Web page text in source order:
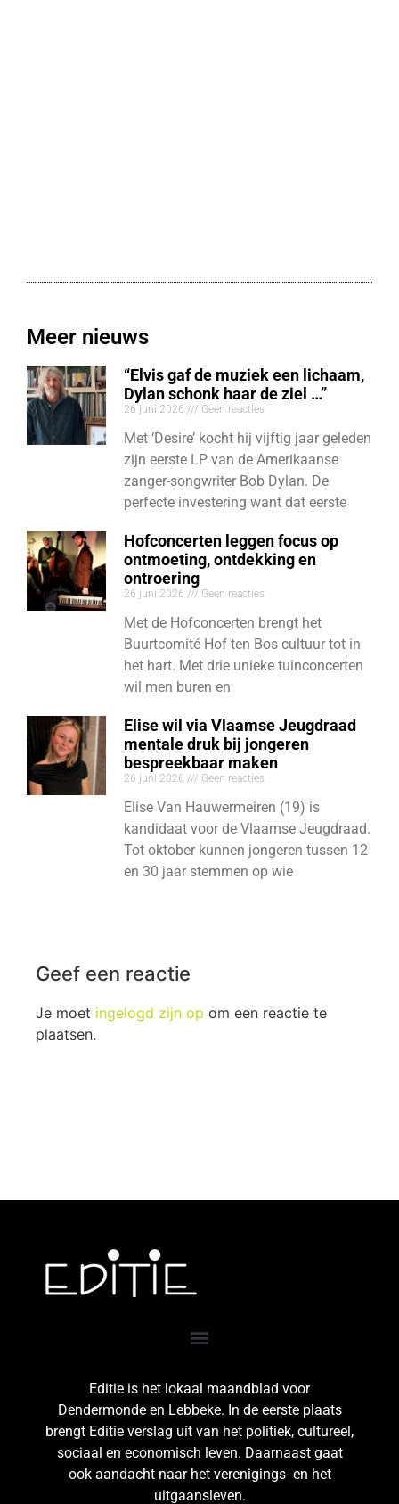
Meer nieuws
“Elvis gaf de muziek een lichaam,
Dylan schonk haar de ziel …”
26 juni 2026 Geen reacties
Met ‘Desire’ kocht hij vijftig jaar geleden
zijn eerste LP van de Amerikaanse
zanger-songwriter Bob Dylan. De
perfecte investering want dat eerste
Hofconcerten leggen focus op
ontmoeting, ontdekking en
ontroering
26 juni 2026 Geen reacties
Met de Hofconcerten brengt het
Buurtcomité Hof ten Bos cultuur tot in
het hart. Met drie unieke tuinconcerten
wil men buren en
Elise wil via Vlaamse Jeugdraad
mentale druk bij jongeren
bespreekbaar maken
26 juni 2026 Geen reacties
Elise Van Hauwermeiren (19) is
kandidaat voor de Vlaamse Jeugdraad.
Tot oktober kunnen jongeren tussen 12
en 30 jaar stemmen op wie
Geef een reactie
Je moet ingelogd zijn op om een reactie te
plaatsen.
Editie is het lokaal maandblad voor
Dendermonde en Lebbeke. In de eerste plaats
brengt Editie verslag uit van het politiek, cultureel,
sociaal en economisch leven. Daarnaast gaat
ook aandacht naar het verenigings- en het
uitgaansleven.